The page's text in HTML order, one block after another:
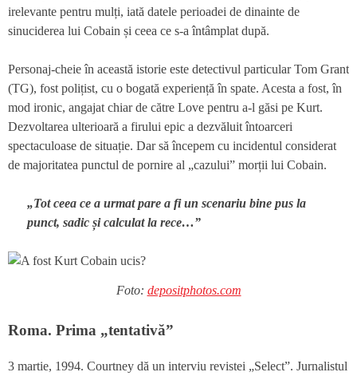
irelevante pentru mulți, iată datele perioadei de dinainte de
sinuciderea lui Cobain și ceea ce s-a întâmplat după.
Personaj-cheie în această istorie este detectivul particular Tom Grant
(TG), fost polițist, cu o bogată experiență în spate. Acesta a fost, în
mod ironic, angajat chiar de către Love pentru a-l găsi pe Kurt.
Dezvoltarea ulterioară a firului epic a dezvăluit întoarceri
spectaculoase de situație. Dar să începem cu incidentul considerat
de majoritatea punctul de pornire al „cazului” morții lui Cobain.
„Tot ceea ce a urmat pare a fi un scenariu bine pus la
punct, sadic și calculat la rece…”
Foto: depositphotos.com
Roma. Prima „tentativă”
3 martie, 1994. Courtney dă un interviu revistei „Select”. Jurnalistul